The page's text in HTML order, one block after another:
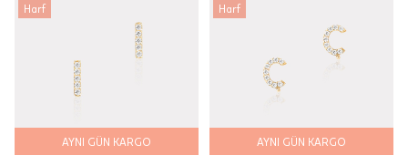
Harf
AYNI GÜN KARGO
Harf
AYNI GÜN KARGO